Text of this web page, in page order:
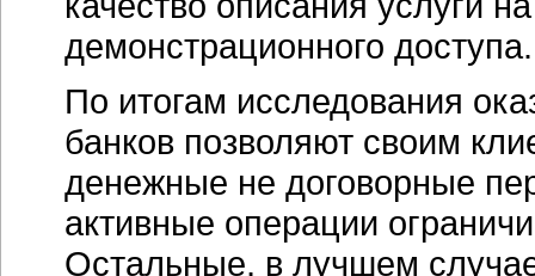
демонстрационного доступа.
По итогам исследования
банков позволяют своим
денежные не договорные
активные операции
Остальные, в лучшем